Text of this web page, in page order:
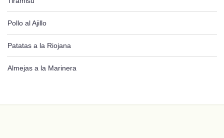
Pollo al Ajillo
Patatas a la Riojana
Almejas a la Marinera